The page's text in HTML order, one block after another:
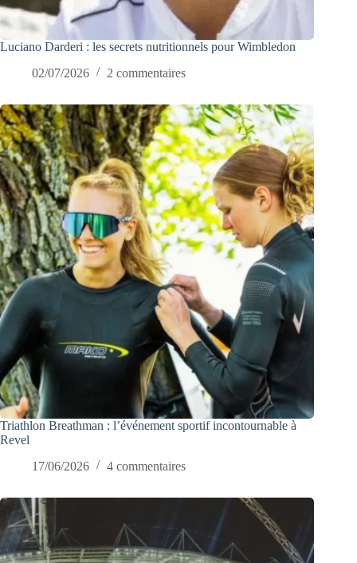
Luciano Darderi : les secrets nutritionnels pour Wimbledon
02/07/2026
2 commentaires
Triathlon Breathman : l’événement sportif incontournable à
Revel
17/06/2026
4 commentaires